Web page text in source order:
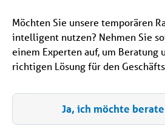
Möchten Sie unsere temporären
intelligent nutzen? Nehmen Sie
einem Experten auf, um Beratung
richtigen Lösung für den
Ja, ich möchte